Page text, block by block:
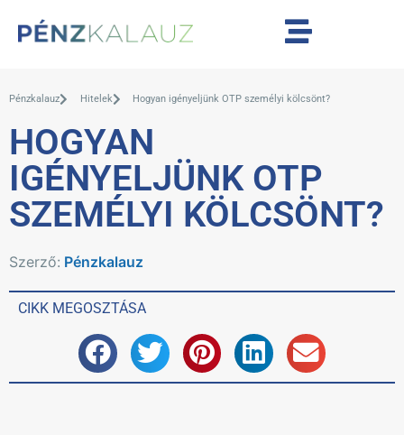
Pénzkalauz Hitelek Hogyan igényeljünk OTP személyi kölcsönt?
HOGYAN
IGÉNYELJÜNK OTP
SZEMÉLYI KÖLCSÖNT?
Szerző: Pénzkalauz
CIKK MEGOSZTÁSA